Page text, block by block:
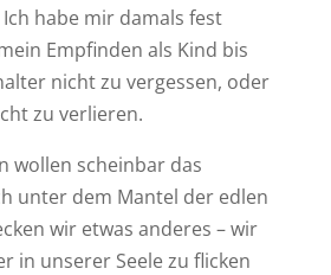
habe mir damals fest
Empfinden als Kind bis
nicht zu vergessen, oder
zu verlieren.
wollen scheinbar das
unter dem Mantel der edlen
wir etwas anderes – wir
in unserer Seele zu flicken